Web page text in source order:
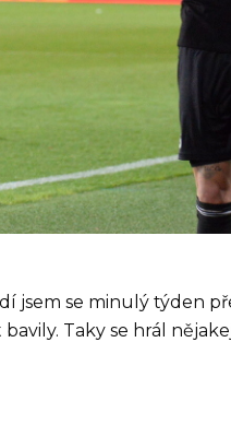
jsem se minulý týden
Taky se hrál